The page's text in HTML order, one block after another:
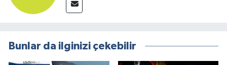
Bunlar da ilginizi çekebilir